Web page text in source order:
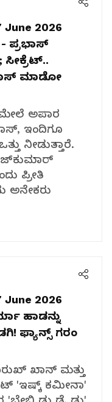
June 2026
- ಪ್ರಭಾಸ್
ಸೀಕ್ರೆಟ್..
ಮಾಡೋ
ಅಪಾರ
ಇಂದಿಗೂ
ನೀಡುತ್ತಾರೆ.
ಪ್ರೀತಿ
ಅನೇಕರು
June 2026
ಹಾಡನ್ನು
ಫ್ಯಾನ್ಸ್ ಗರಂ
ಖಾನ್ ಮತ್ತು
'ಇಷ್ಕ್ ಕಮೀನಾ'